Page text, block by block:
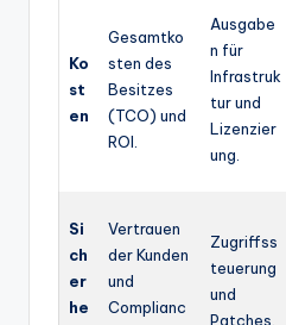
Ko
st
en
Gesamtko
sten des
Besitzes
(TCO) und
ROI.
Ausgabe
n für
Infrastruk
tur und
Lizenzier
ung.
Si
ch
er
he
Vertrauen
der Kunden
und
Complianc
Zugriffss
teuerung
und
Patches.